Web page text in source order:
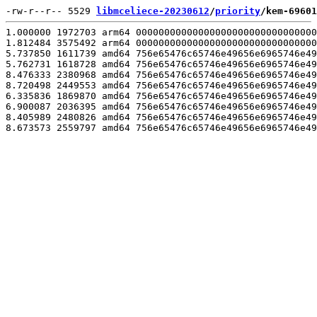
-rw-r--r-- 5529 libmceliece-20230612/priority/kem-
1.000000 1972703 arm64
1.812484 3575492 arm64
5.737850 1611739 amd64
5.762731 1618728 amd64
8.476333 2380968 amd64
8.720498 2449553 amd64
6.335836 1869870 amd64
6.900087 2036395 amd64
8.405989 2480826 amd64